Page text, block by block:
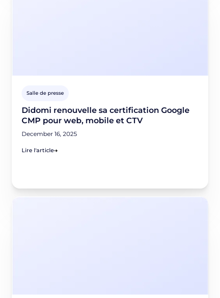
Salle de presse
Didomi renouvelle sa certification Google
CMP pour web, mobile et CTV
December 16, 2025
Lire l'article